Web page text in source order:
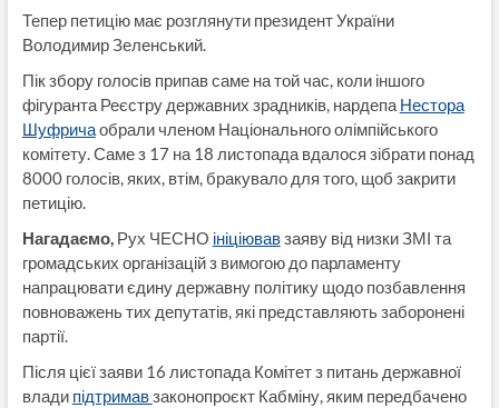
Тепер петицію має розглянути президент України
Володимир Зеленський.
Пік збору голосів припав саме на той час, коли іншого
фігуранта Реєстру державних зрадників, нардепа Нестора
Шуфричаобрали членом Національного олімпійського
комітету. Саме з 17 на 18 листопада вдалося зібрати понад
8000 голосів, яких, втім, бракувало для того, щоб закрити
петицію.
Нагадаємо, Рух ЧЕСНО ініціювавзаяву від низки ЗМІ та
громадських організацій з вимогою до парламенту
напрацювати єдину державну політику щодо позбавлення
повноважень тих депутатів, які представляють заборонені
партії.
Після цієї заяви 16 листопада Комітет з питань державної
влади підтримавзаконопроєкт Кабміну, яким передбачено